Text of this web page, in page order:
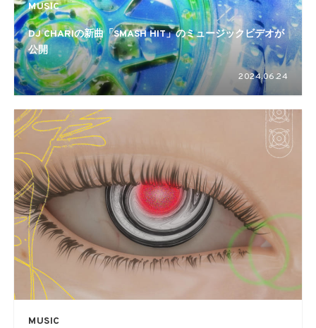
MUSIC
DJ CHARIの新曲「SMASH HIT」のミュージックビデオが
公開
2024.06.24
MUSIC